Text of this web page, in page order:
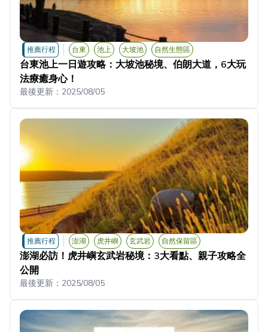
推薦行程 台東 池上 大坡池 自然生態區
台東池上一日遊攻略：大坡池秘境、伯朗大道，6大玩
法療癒身心！
最後更新： 2025/08/05
推薦行程 澎湖 虎井嶼 玄武岩 自然保留區
澎湖必訪！虎井嶼玄武岩秘境：3大看點、親子攻略全
公開
最後更新： 2025/08/05